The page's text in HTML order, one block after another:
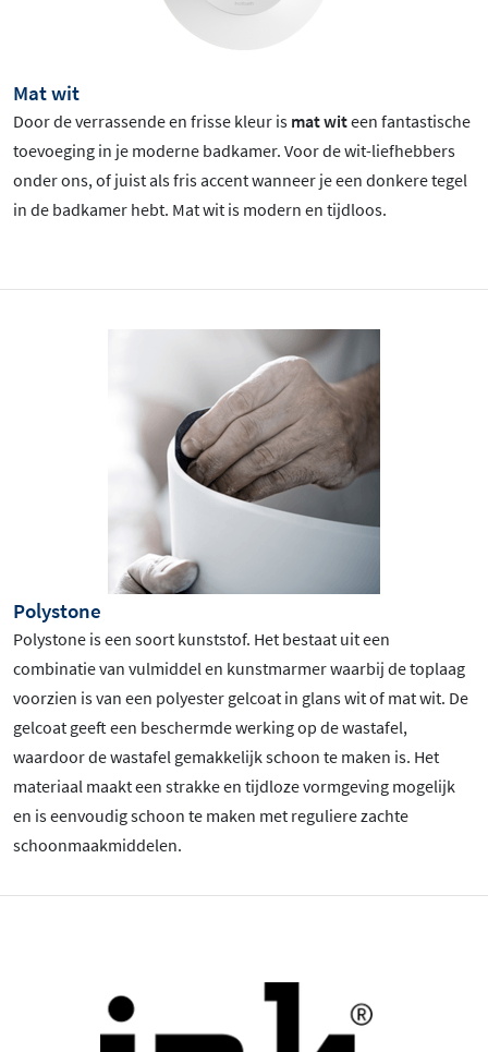
Mat wit
Door de verrassende en frisse kleur is mat witeen fantastische
toevoeging in je moderne badkamer. Voor de wit-liefhebbers
onder ons, of juist als fris accent wanneer je een donkere tegel
in de badkamer hebt. Mat wit is modern en tijdloos.
Polystone
Polystone is een soort kunststof. Het bestaat uit een
combinatie van vulmiddel en kunstmarmer waarbij de toplaag
voorzien is van een polyester gelcoat in glans wit of mat wit. De
gelcoat geeft een beschermde werking op de wastafel,
waardoor de wastafel gemakkelijk schoon te maken is. Het
materiaal maakt een strakke en tijdloze vormgeving mogelijk
en is eenvoudig schoon te maken met reguliere zachte
schoonmaakmiddelen.